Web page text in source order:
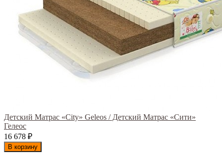
Детский Матрас «City» Geleos / Детский Матрас «Сити»
Гелеос
16 678 ₽
В корзину